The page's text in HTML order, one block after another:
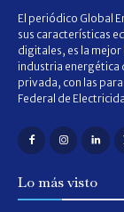
El periódico Global
sus características
digitales, es la
industria energética
privada, con las
Federal de
Lo más visto